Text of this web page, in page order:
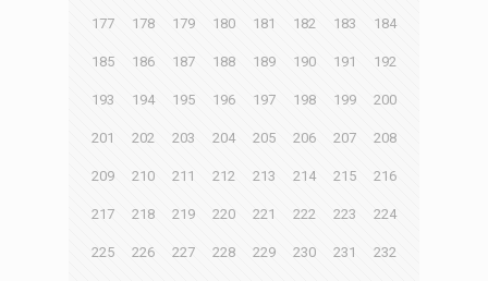
177 178 179 180 181 182 183 184
185 186 187 188 189 190 191 192
193 194 195 196 197 198 199 200
201 202 203 204 205 206 207 208
209 210 211 212 213 214 215 216
217 218 219 220 221 222 223 224
225 226 227 228 229 230 231 232